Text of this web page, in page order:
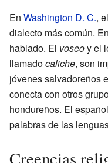
En Washington D. C.,
dialecto más común. En
hablado. El voseoy el
llamadocaliche, son
jóvenes salvadoreños
conecta con otros
hondureños. El
palabras de las
Creencias